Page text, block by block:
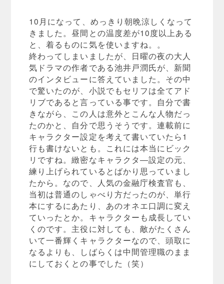
10月になって、めっきり朝晩涼しくなって
きました。昼間との温度差が10度以上ある
と、着るものに気を使いますね。。
終わってしまいましたが、日曜の夜の大人
気ドラマの作者である池井戸潤氏が、新聞
のインタビューに答えていました。その中
で驚いたのが、小説でもセリフは全てアド
リブであると言っている事です。自分で書
きながら、この人は意外とこんな人物だっ
たのかと、自分で思うそうです。連載前に
キャラクター設定を考えて書いていたら1
行も書けないとも。これには本当にビック
リですね。緻密なキャラクタ―設定の元、
練り上げられているとばかり思っていまし
たから。なので、人気の金融庁検査官も、
当初は普通のしゃべり方だったのが、単行
本にするにあたり、あのオネエ口調に変え
ていったとか。キャラクターも成長してい
くのです。主役に対しても、敵がたくさん
いて一番輝くキャラクターなので、頭取に
なるよりも、しばらくは中間管理職のまま
にしておくとの事でした（笑）